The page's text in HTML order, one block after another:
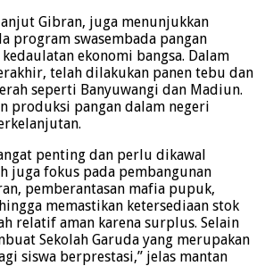
Gibran, juga menunjukkan
program swasembada pangan
ekonomi bangsa. Dalam
telah dilakukan panen tebu dan
seperti Banyuwangi dan Madiun.
produksi pangan dalam negeri
penting dan perlu dikawal
juga fokus pada pembangunan
pemberantasan mafia pupuk,
memastikan ketersediaan stok
relatif aman karena surplus. Selain
Sekolah Garuda yang merupakan
siswa berprestasi,” jelas mantan